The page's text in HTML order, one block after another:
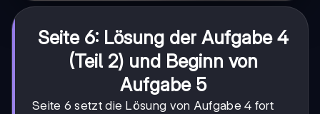
Seite 6: Lösung der Aufgabe 4
(Teil 2) und Beginn von
Aufgabe 5
Seite 6 setzt die Lösung von Aufgabe 4 fort